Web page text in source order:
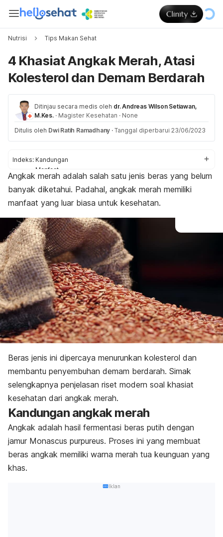
Nutrisi Tips Makan Sehat
4 Khasiat Angkak Merah, Atasi
Kolesterol dan Demam Berdarah
Ditinjau secara medis oleh dr. Andreas Wilson Setiawan,
M.Kes. · Magister Kesehatan · None
Ditulis oleh Dwi Ratih Ramadhany · Tanggal diperbarui 23/06/2023
Indeks: Kandungan
Manfaat
Aturan konsumsi
Efek samping
Angkak merah adalah salah satu jenis beras yang belum
banyak diketahui. Padahal, angkak merah memiliki
manfaat yang luar biasa untuk kesehatan.
Beras jenis ini dipercaya menurunkan kolesterol dan
membantu penyembuhan demam berdarah. Simak
selengkapnya penjelasan riset modern soal khasiat
kesehatan dari angkak merah.
Kandungan angkak merah
Angkak adalah hasil fermentasi beras putih dengan
jamur Monascus purpureus. Proses ini yang membuat
beras angkak memiliki warna merah tua keunguan yang
khas.
Iklan